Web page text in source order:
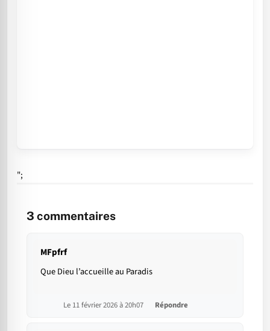
";
3 commentaires
MFpfrf
Que Dieu l’accueille au Paradis
Le 11 février 2026 à 20h07 Répondre